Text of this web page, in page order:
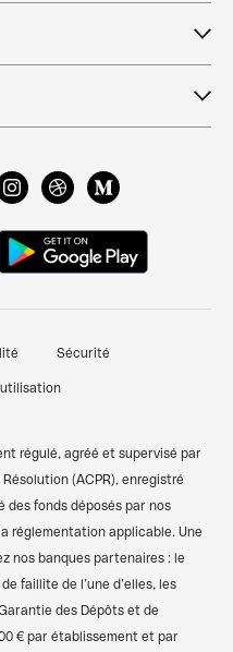
Sécurité
régulé, agréé et supervisé par
(ACPR), enregistré
des fonds déposés par nos
réglementation applicable. Une
nos banques partenaires : le
faillite de l’une d’elles, les
des Dépôts et de
€ par établissement et par